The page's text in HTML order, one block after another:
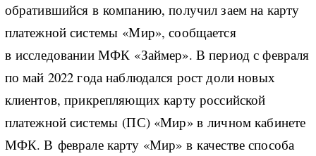
обратившийся в компанию, получил заем на карту
платежной системы «Мир», сообщается
в исследовании МФК «Займер». В период с февраля
по май 2022 года наблюдался рост доли новых
клиентов, прикрепляющих карту российской
платежной системы (ПС) «Мир» в личном кабинете
МФК. В феврале карту «Мир» в качестве способа